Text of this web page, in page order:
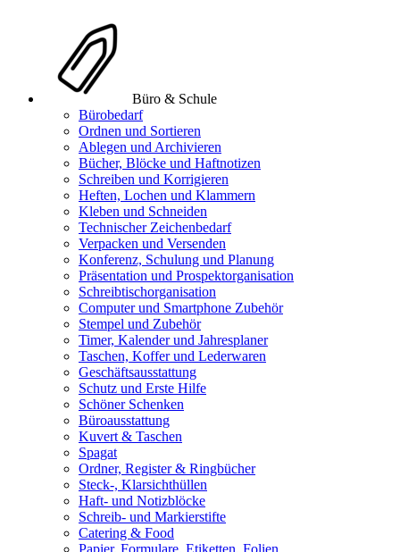
Büro & Schule
Bürobedarf
Ordnen und Sortieren
Ablegen und Archivieren
Bücher, Blöcke und Haftnotizen
Schreiben und Korrigieren
Heften, Lochen und Klammern
Kleben und Schneiden
Technischer Zeichenbedarf
Verpacken und Versenden
Konferenz, Schulung und Planung
Präsentation und Prospektorganisation
Schreibtischorganisation
Computer und Smartphone Zubehör
Stempel und Zubehör
Timer, Kalender und Jahresplaner
Taschen, Koffer und Lederwaren
Geschäftsausstattung
Schutz und Erste Hilfe
Schöner Schenken
Büroausstattung
Kuvert & Taschen
Spagat
Ordner, Register & Ringbücher
Steck-, Klarsichthüllen
Haft- und Notizblöcke
Schreib- und Markierstifte
Catering & Food